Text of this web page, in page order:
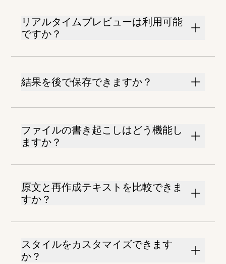
リアルタイムプレビューは利用可能
ですか？
結果を後で保存できますか？
ファイルの書き起こしはどう機能し
ますか？
原文と再作成テキストを比較できま
すか？
スタイルをカスタマイズできます
か？